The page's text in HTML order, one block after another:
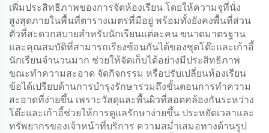
เพิ่มประสิทธิภาพของการจัดห้องเรียน โดยให้ความจุที่นั่ง
สูงสุดภายในพื้นที่ตารางเมตรที่มีอยู่ พร้อมทั้งยังคงพื้นที่ส่วน
ตัวที่สะดวกสบายสำหรับนักเรียนแต่ละคน ขนาดมาตรฐาน
และคุณสมบัติที่สามารถเรียงซ้อนกันได้ของชุดโต๊ะและเก้าอี้
นักเรียนจำนวนมาก ช่วยให้จัดเก็บได้อย่างมีประสิทธิภาพ
ขณะทำความสะอาด จัดกิจกรรม หรือปรับเปลี่ยนห้องเรียน
ข้อได้เปรียบด้านการบำรุงรักษารวมถึงขั้นตอนการทำความ
สะอาดที่ง่ายขึ้น เพราะวัสดุและพื้นผิวที่สอดคล้องกันระหว่าง
โต๊ะและเก้าอี้ช่วยให้การดูแลรักษาง่ายขึ้น ประหยัดเวลาและ
ทรัพยากรของเจ้าหน้าที่บริการ ความสม่ำเสมอทางด้านรูป